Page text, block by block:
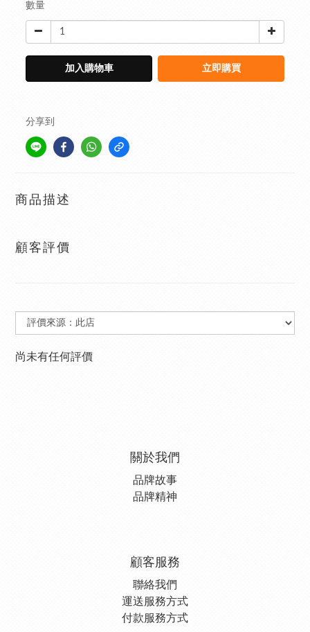
數量
加入購物車 立即購買
分享到
商品描述
顧客評價
尚未有任何評價
關於我們
品牌故事
品牌精神
顧客服務
聯絡我們
運送服務方式
付款服務方式